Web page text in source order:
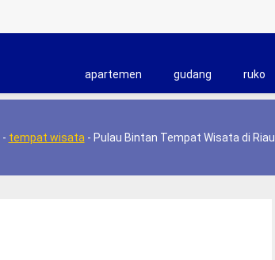
apartemen gudang ruko
- tempat wisata - Pulau Bintan Tempat Wisata di Riau